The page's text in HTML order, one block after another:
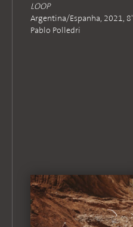
LOOP
Argentina/Espanha, 2021, 8'
Pablo Polledri